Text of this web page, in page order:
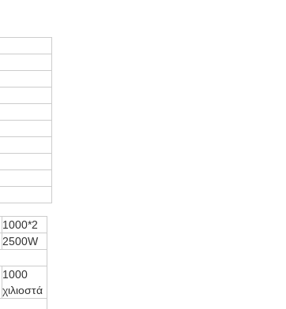
1000*2
2500W
1000
χιλιοστά